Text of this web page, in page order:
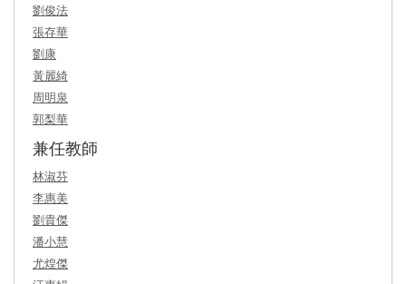
劉俊法
張存華
劉康
黃麗綺
周明泉
郭梨華
兼任教師
林淑芬
李惠美
劉貴傑
潘小慧
尤煌傑